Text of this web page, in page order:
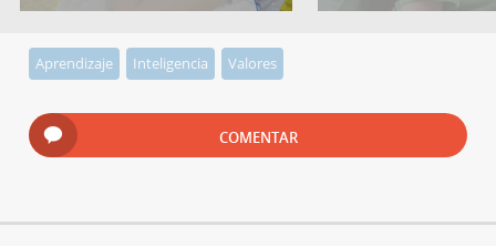
Aprendizaje Inteligencia Valores
COMENTAR